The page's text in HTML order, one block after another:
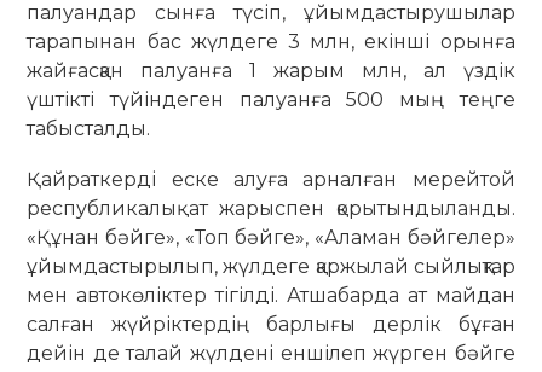
палуандар сынға түсіп, ұйымдастырушылар
тарапынан бас жүлдеге 3 млн, екінші орынға
жайғасқан палуанға 1 жарым млн, ал үздік
үштікті түйіндеген палуанға 500 мың теңге
табысталды.
Қайраткерді еске алуға арналған мерейтой
республикалық ат жарыспен қорытындыланды.
«Құнан бәйге», «Топ бәйге», «Аламан бәйгелер»
ұйымдастырылып, жүлдеге қаржылай сыйлықтар
мен автокөліктер тігілді. Атшабарда ат майдан
салған жүйріктердің барлығы дерлік бұған
дейін де талай жүлдені еншілеп жүрген бәйге